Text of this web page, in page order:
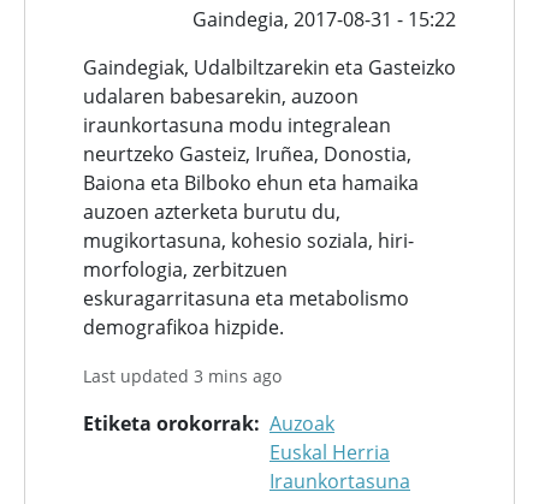
Gaindegia, 2017-08-31 - 15:22
Gaindegiak, Udalbiltzarekin eta Gasteizko
udalaren babesarekin, auzoon
iraunkortasuna modu integralean
neurtzeko Gasteiz, Iruñea, Donostia,
Baiona eta Bilboko ehun eta hamaika
auzoen azterketa burutu du,
mugikortasuna, kohesio soziala, hiri-
morfologia, zerbitzuen
eskuragarritasuna eta metabolismo
demografikoa hizpide.
Last updated 3 mins ago
Etiketa orokorrak Auzoak
Euskal Herria
Iraunkortasuna